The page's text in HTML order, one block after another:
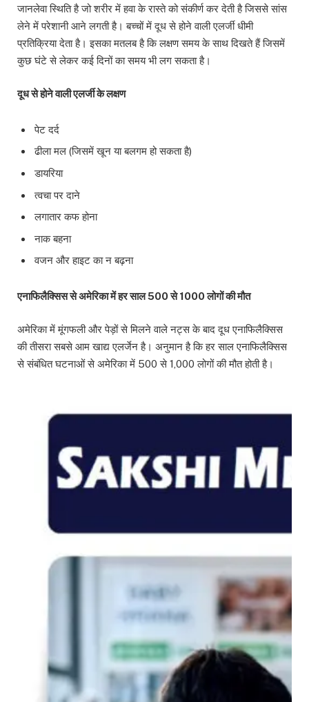
जानलेवा स्थिति है जो शरीर में हवा के रास्ते को संकीर्ण कर देती है जिससे सांस
लेने में परेशानी आने लगती है। बच्चों में दूध से होने वाली एलर्जी धीमी
प्रतिक्रिया देता है। इसका मतलब है कि लक्षण समय के साथ दिखते हैं जिसमें
कुछ घंटे से लेकर कई दिनों का समय भी लग सकता है।
दूध से होने वाली एलर्जी के लक्षण
पेट दर्द
ढीला मल (जिसमें खून या बलगम हो सकता है)
डायरिया
त्वचा पर दाने
लगातार कफ होना
नाक बहना
वजन और हाइट का न बढ़ना
एनाफिलैक्सिस से अमेरिका में हर साल 500 से 1000 लोगों की मौत
अमेरिका में मूंगफली और पेड़ों से मिलने वाले नट्स के बाद दूध एनाफिलैक्सिस
की तीसरा सबसे आम खाद्य एलर्जेन है। अनुमान है कि हर साल एनाफिलैक्सिस
से संबंधित घटनाओं से अमेरिका में 500 से 1,000 लोगों की मौत होती है।